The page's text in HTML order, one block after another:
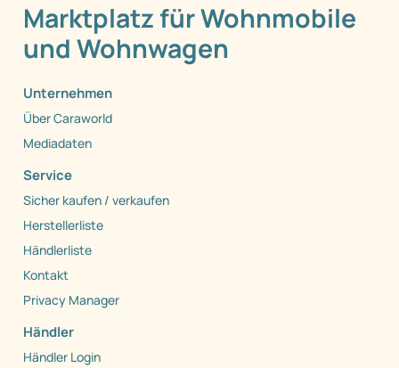
Marktplatz für Wohnmobile
und Wohnwagen
Unternehmen
Über Caraworld
Mediadaten
Service
Sicher kaufen / verkaufen
Herstellerliste
Händlerliste
Kontakt
Privacy Manager
Händler
Händler Login